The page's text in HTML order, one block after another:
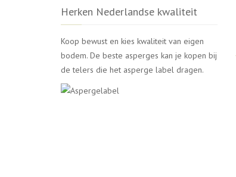
Herken Nederlandse kwaliteit
Koop bewust en kies kwaliteit van eigen
bodem. De beste asperges kan je kopen bij
de telers die het asperge label dragen.